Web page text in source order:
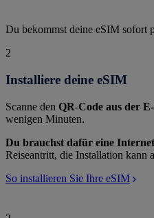
Du bekommst deine eSIM sofort
2
Installiere deine eSIM
Scanne den QR-Code aus der
wenigen Minuten.
Du brauchst dafür eine
Reiseantritt, die Installation kann
So installieren Sie Ihre eSIM